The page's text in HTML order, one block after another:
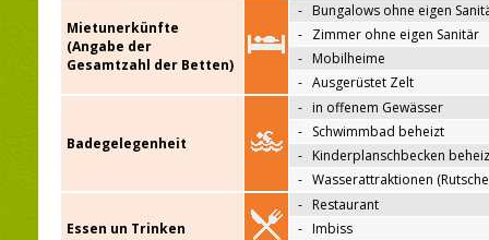
Mietunerkünfte
(Angabe der
Gesamtzahl der Betten)
- Bungalows ohne eigen
- Zimmer ohne eigen Sanitär
- Mobilheime
- Ausgerüstet Zelt
Badegelegenheit
- in offenem Gewässer
- Schwimmbad beheizt
- Kinderplanschbecken
- Wasserattraktionen
Essen un Trinken
- Restaurant
- Imbiss